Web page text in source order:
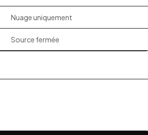
Nuage uniquement
Source fermée